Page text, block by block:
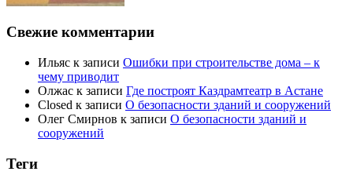
Свежие комментарии
Ильяс к записи Ошибки при строительстве дома – к
чему приводит
Олжас к записи Где построят Каздрамтеатр в Астане
Closed к записи О безопасности зданий и сооружений
Олег Смирнов к записи О безопасности зданий и
сооружений
Теги